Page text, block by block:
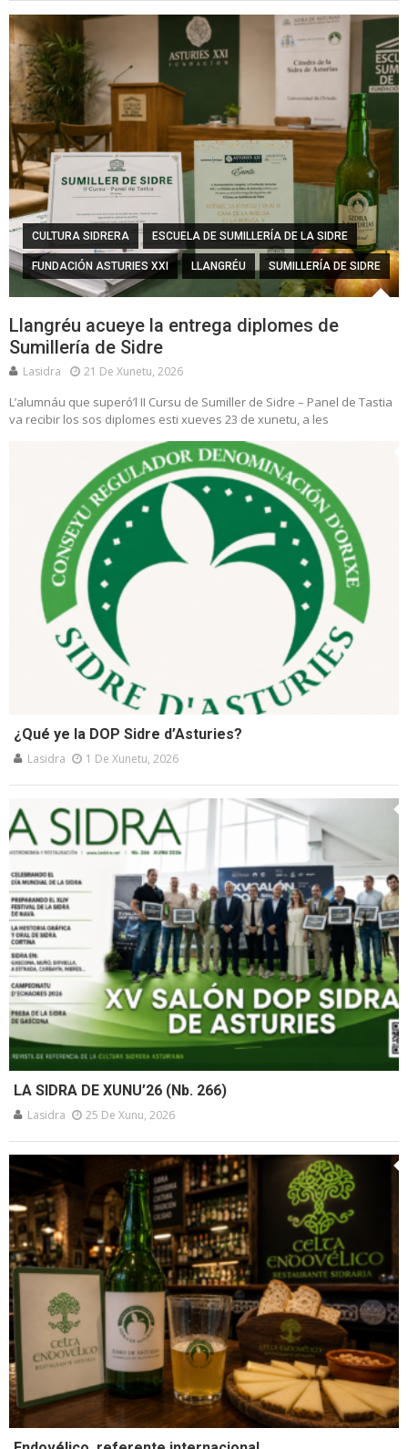
CULTURA SIDRERA ESCUELA DE SUMILLERÍA DE LA SIDRE
FUNDACIÓN ASTURIES XXI LLANGRÉU SUMILLERÍA DE SIDRE
Llangréu acueye la entrega diplomes de
Sumillería de Sidre
Lasidra 21 De Xunetu, 2026
L’alumnáu que superó’l II Cursu de Sumiller de Sidre – Panel de Tastia
va recibir los sos diplomes esti xueves 23 de xunetu, a les
¿Qué ye la DOP Sidre d’Asturies?
Lasidra 1 De Xunetu, 2026
LA SIDRA DE XUNU’26 (Nb. 266)
Lasidra 25 De Xunu, 2026